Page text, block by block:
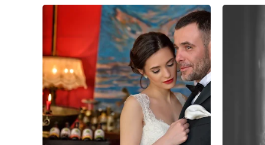
19 43 0